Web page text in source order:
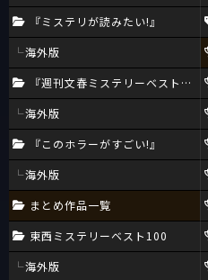
『ミステリが読みたい!』
海外版
『週刊文春ミステリーベスト10』
海外版
『このホラーがすごい!』
海外版
まとめ作品一覧
東西ミステリーベスト100
海外版